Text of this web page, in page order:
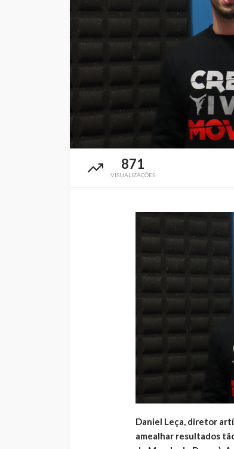
871
VISUALIZAÇÕES
Daniel Leça, diretor
amealhar resultados